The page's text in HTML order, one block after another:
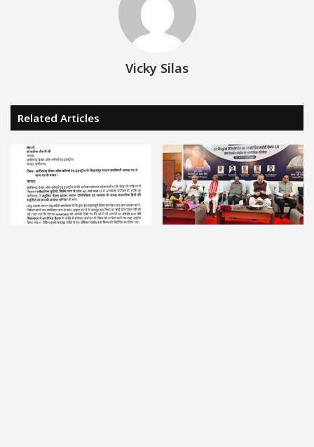
Vicky Silas
Related Articles